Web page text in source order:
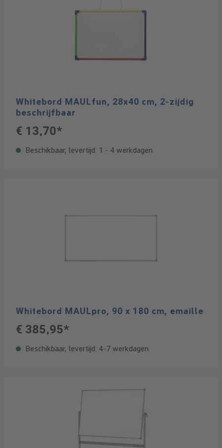
Whitebord MAULfun, 28x40 cm, 2-zijdig
beschrijfbaar
€ 13,70*
Beschikbaar, levertijd: 1 - 4 werkdagen
Whitebord MAULpro, 90 x 180 cm, emaille
€ 385,95*
Beschikbaar, levertijd: 4-7 werkdagen